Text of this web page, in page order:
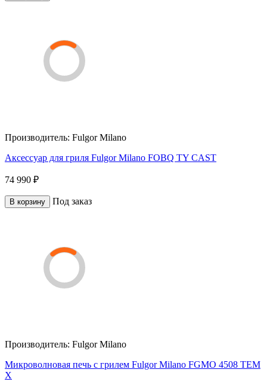
Производитель: Fulgor Milano
Аксессуар для гриля Fulgor Milano FOBQ TY CAST
74 990 ₽
В корзину Под заказ
Производитель: Fulgor Milano
Микроволновая печь с грилем Fulgor Milano FGMO 4508 TEM
X